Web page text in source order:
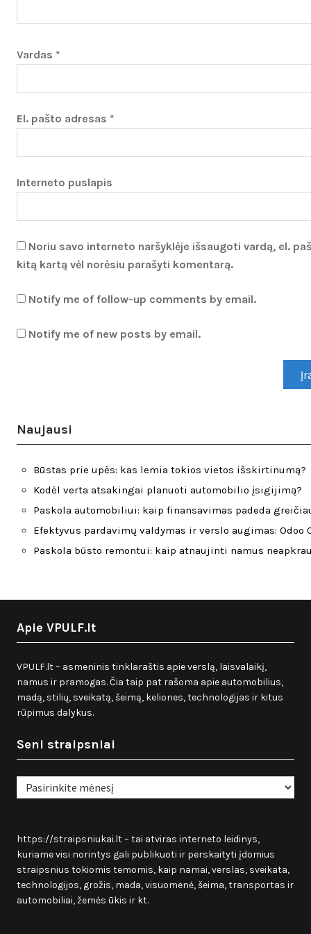
Vardas *
El. pašto adresas *
Interneto puslapis
Noriu savo interneto naršyklėje išsaugoti vardą, el.
kitą kartą vėl norėsiu parašyti komentarą.
Notify me of follow-up comments by email.
Notify me of new posts by email.
Naujausi
Būstas prie upės: kas lemia tokios vietos išskirtinumą?
Kodėl verta atsakingai planuoti automobilio įsigijimą?
Paskola automobiliui: kaip finansavimas padeda
Efektyvus pardavimų valdymas ir verslo augimas:
Paskola būsto remontui: kaip atnaujinti namus
Apie VPULF.lt
VPULF.lt – asmeninis tinklaraštis apie verslą, laisvalaikį,
namus ir pramogas. Čia taip pat rašoma apie automobilius,
madą, stilių, sveikatą, šeimą, keliones, technologijas ir kitus
rūpimus dalykus.
Seni straipsniai
Seni
straipsniai
https://straipsniukai.lt– tai atviras interneto leidinys,
kuriame visi norintys gali publikuoti ir perskaityti įdomius
straipsnius tokiomis temomis, kaip namai, verslas, sveikata,
technologijos, grožis, mada, visuomenė, šeima, transportas ir
automobiliai, žemės ūkis ir kt.